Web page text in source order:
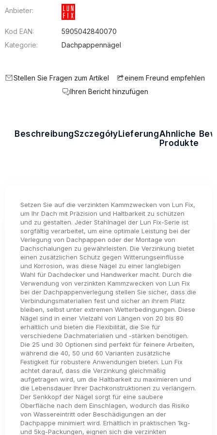
Anbieter:
Kod EAN:
5905042840070
Kategorie:
Dachpappennägel
Stellen Sie Fragen zum Artikel
einem Freund empfehlen
Ihren Bericht hinzufügen
BeschreibungSzczegółyLieferungÄhnliche
Produkte
Setzen Sie auf die verzinkten Kammzwecken von Lun Fix,
um Ihr Dach mit Präzision und Haltbarkeit zu schützen
und zu gestalten. Jeder Stahlnagel der Lun Fix-Serie ist
sorgfältig verarbeitet, um eine optimale Leistung bei der
Verlegung von Dachpappen oder der Montage von
Dachschalungen zu gewährleisten. Die Verzinkung bietet
einen zusätzlichen Schutz gegen Witterungseinflüsse
und Korrosion, was diese Nägel zu einer langlebigen
Wahl für Dachdecker und Handwerker macht. Durch die
Verwendung von verzinkten Kammzwecken von Lun Fix
bei der Dachpappenverlegung stellen Sie sicher, dass die
Verbindungsmaterialien fest und sicher an ihrem Platz
bleiben, selbst unter extremen Wetterbedingungen. Diese
Nägel sind in einer Vielzahl von Längen von 20 bis 80
erhältlich und bieten die Flexibilität, die Sie für
verschiedene Dachmaterialien und -stärken benötigen.
Die 25 und 30 Optionen sind perfekt für feinere Arbeiten,
während die 40, 50 und 60 Varianten zusätzliche
Festigkeit für robustere Anwendungen bieten. Lun Fix
achtet darauf, dass die Verzinkung gleichmäßig
aufgetragen wird, um die Haltbarkeit zu maximieren und
die Lebensdauer Ihrer Dachkonstruktionen zu verlängern.
Der Senkkopf der Nägel sorgt für eine saubere
Oberfläche nach dem Einschlagen, wodurch das Risiko
von Wassereintritt oder Beschädigungen an der
Dachpappe minimiert wird. Erhältlich in praktischen 1kg-
und 5kg-Packungen, eignen sich die verzinkten